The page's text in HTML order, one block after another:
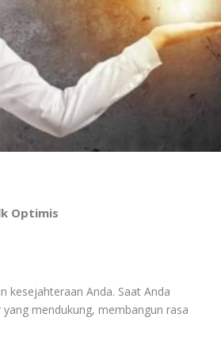
Optimis
kesejahteraan Anda. Saat Anda
mendukung, membangun rasa